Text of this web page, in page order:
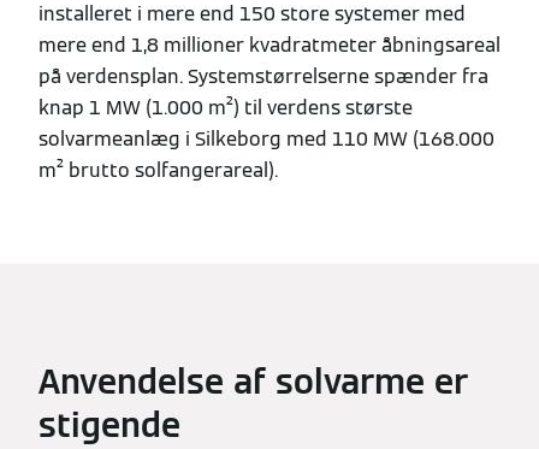
installeret i mere end 150 store systemer med
mere end 1,8 millioner kvadratmeter åbningsareal
på verdensplan. Systemstørrelserne spænder fra
knap 1 MW (1.000 m²) til verdens største
solvarmeanlæg i Silkeborg med 110 MW (168.000
m² brutto solfangerareal).
Anvendelse af solvarme er
stigende